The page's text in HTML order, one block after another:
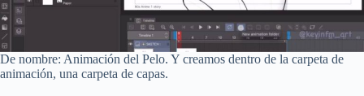
De nombre: Animación del Pelo. Y creamos dentro de la carpeta de
animación, una carpeta de capas.